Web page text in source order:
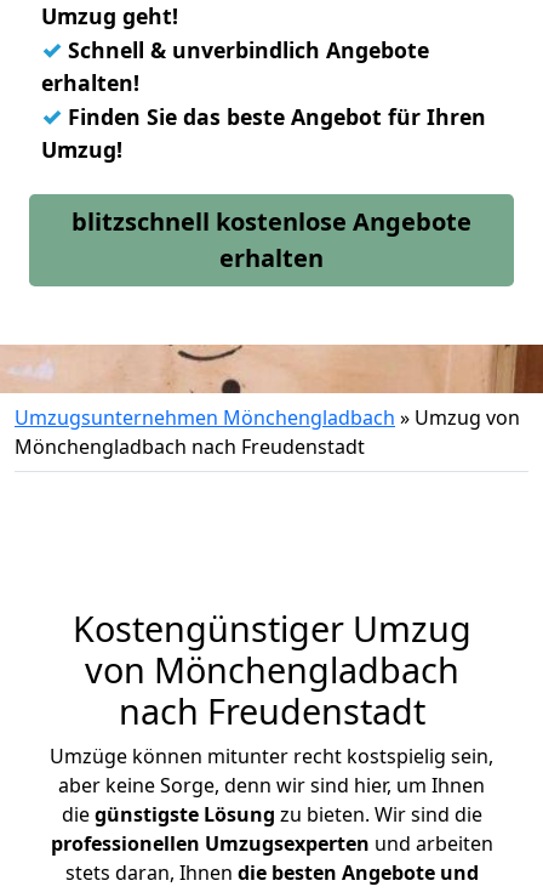
Umzug geht!
✓ Schnell & unverbindlich Angebote
erhalten!
✓ Finden Sie das beste Angebot für Ihren
Umzug!
blitzschnell kostenlose Angebote
erhalten
Umzugsunternehmen Mönchengladbach » Umzug von
Mönchengladbach nach Freudenstadt
Kostengünstiger Umzug
von Mönchengladbach
nach Freudenstadt
Umzüge können mitunter recht kostspielig sein,
aber keine Sorge, denn wir sind hier, um Ihnen
diegünstigste Lösung zu bieten. Wir sind die
professionellen Umzugsexperten und arbeiten
stets daran, Ihnen die besten Angebote und